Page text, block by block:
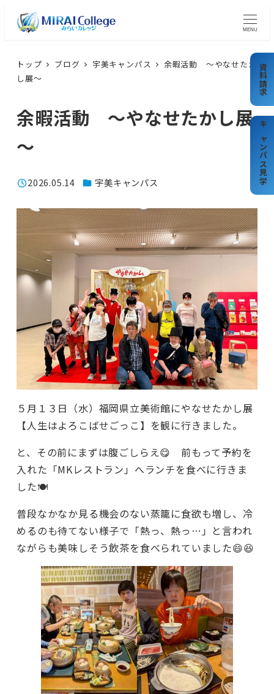
MENU
トップ ブログ 宇美キャンパス
余暇活動 ～やなせたか
し展～
余暇活動 ～やなせたかし展
～
投稿日
2026.05.14 カテゴリー
宇美キャンパス
５月１３日（水）福岡県立美術館にやなせたかし展
【人生はよろこばせごっこ】を観に行きました。
と、その前にまずは腹ごしらえ😋 前もって予約を
入れた「MKレストラン」へランチを食べに行きま
した🍽️
普段なかなか見る機会のない蒸籠に食欲も増し、冷
めるのも待てない様子で「熱っ、熱っ…」と言われ
ながらも美味しそう飲茶を食べられていました😄😆
資料請求
キャンパス見学